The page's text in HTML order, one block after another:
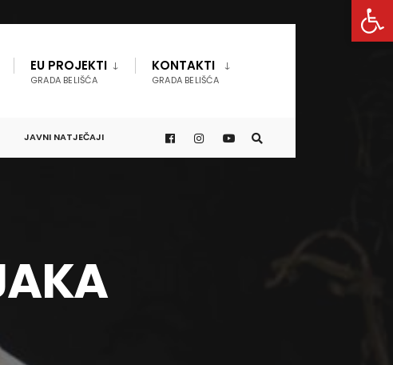
EU PROJEKTI
GRADA BELIŠĆA
KONTAKTI
GRADA BELIŠĆA
JAVNI NATJEČAJI